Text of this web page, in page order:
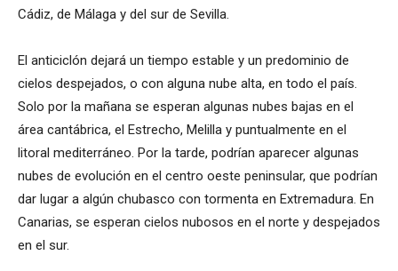
Cádiz, de Málaga y del sur de Sevilla.
El anticiclón dejará un tiempo estable y un predominio de
cielos despejados, o con alguna nube alta, en todo el país.
Solo por la mañana se esperan algunas nubes bajas en el
área cantábrica, el Estrecho, Melilla y puntualmente en el
litoral mediterráneo. Por la tarde, podrían aparecer algunas
nubes de evolución en el centro oeste peninsular, que podrían
dar lugar a algún chubasco con tormenta en Extremadura. En
Canarias, se esperan cielos nubosos en el norte y despejados
en el sur.